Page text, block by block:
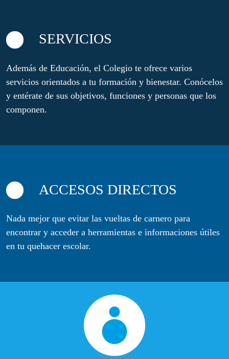
SERVICIOS
Además de Educación, el Colegio te ofrece varios
servicios orientados a tu formación y bienestar. Conócelos
y entérate de sus objetivos, funciones y personas que los
componen.
ACCESOS DIRECTOS
Nada mejor que evitar las vueltas de carnero para
encontrar y acceder a herramientas e informaciones útiles
en tu quehacer escolar.